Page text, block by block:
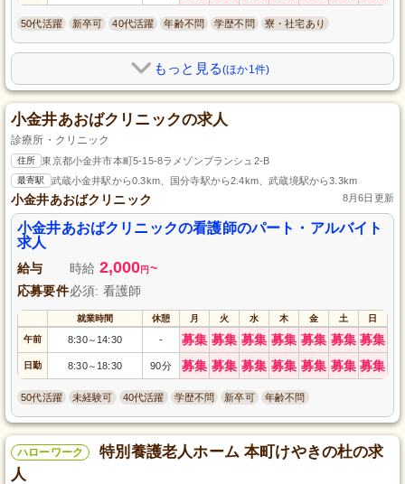
50代活躍 新卒可 40代活躍 年齢不問 学歴不問 寮・社宅あり
もっと見る(ほか1件)
小金井あおばクリニックの求人
診療所・クリニック
住所 東京都小金井市本町5-15-8ラメゾンブランシュ2-B
最寄駅 武蔵小金井駅から0.3km、国分寺駅から2.4km、武蔵境駅から3.3km
小金井あおばクリニック 8月6日更新
小金井あおばクリニックの看護師のパート・アルバイト
求人
給与 時給 2,000円 ~
応募要件必須: 看護師
就業時間 休憩 月 火 水 木 金 土 日
午前 8:30～ 14:30 - 募集 募集 募集 募集 募集 募集 募集
日勤 8:30～ 18:30 90分 募集 募集 募集 募集 募集 募集 募集
50代活躍 未経験可 40代活躍 学歴不問 新卒可 年齢不問
ハローワーク
特別養護老人ホーム 本町けやきの杜の求
人